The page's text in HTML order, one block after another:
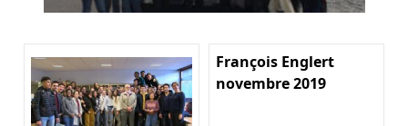
François Englert
novembre 2019